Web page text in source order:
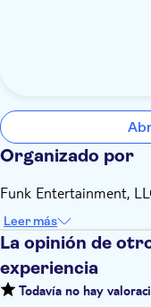
Organizado por
Funk Entertainment,
Leer más
La opinión de
experiencia
Todavía no hay